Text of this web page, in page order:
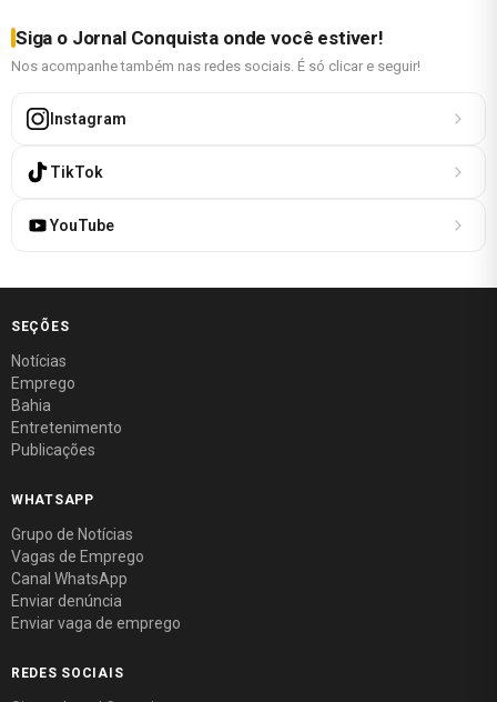
Siga o Jornal Conquista onde você estiver!
Nos acompanhe também nas redes sociais. É só clicar e seguir!
Instagram
TikTok
YouTube
SEÇÕES
Notícias
Emprego
Bahia
Entretenimento
Publicações
WHATSAPP
Grupo de Notícias
Vagas de Emprego
Canal WhatsApp
Enviar denúncia
Enviar vaga de emprego
REDES SOCIAIS